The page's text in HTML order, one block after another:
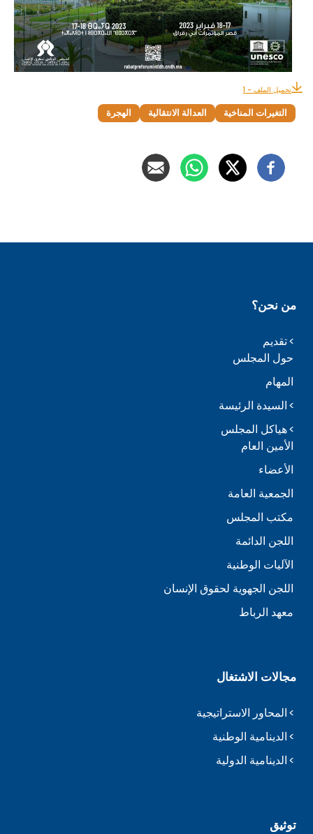
تحميل الملف - 1
التغيرات المناخية العدالة الانتقالية الهجرة
من نحن؟
تقديم
حول المجلس
المهام
السيدة الرئيسة
هياكل المجلس
الأمين العام
الأعضاء
الجمعية العامة
مكتب المجلس
اللجن الدائمة
الآليات الوطنية
اللجن الجهوية لحقوق الإنسان
معهد الرباط
مجالات الاشتغال
المحاور الاستراتيجية
الدينامية الوطنية
الدينامية الدولية
توثيق